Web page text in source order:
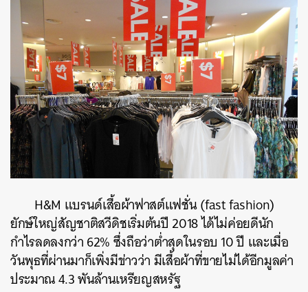
H&M แบรนด์เสื้อผ้าฟาสต์แฟชั่น (fast fashion)
ยักษ์ใหญ่สัญชาติสวีดิชเริ่มต้นปี 2018 ได้ไม่ค่อยดีนัก
กำไรลดลงกว่า 62% ซึ่งถือว่าต่ำสุดในรอบ 10 ปี และเมื่อ
วันพุธที่ผ่านมาก็เพิ่งมีข่าวว่า มีเสื้อผ้าที่ขายไม่ได้อีกมูลค่า
ประมาณ 4.3 พันล้านเหรียญสหรัฐ